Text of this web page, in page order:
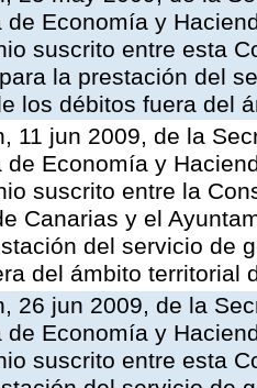
de Economía y
suscrito entre esta
la prestación del
los débitos fuera del
11 jun 2009, de la
de Economía y
suscrito entre la
Canarias y el
del servicio de
del ámbito territorial
26 jun 2009, de la
de Economía y
suscrito entre esta